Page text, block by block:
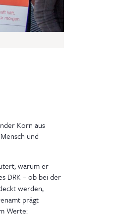
Korn aus
und
warum er
DRK – ob bei der
werden,
prägt
Werte: